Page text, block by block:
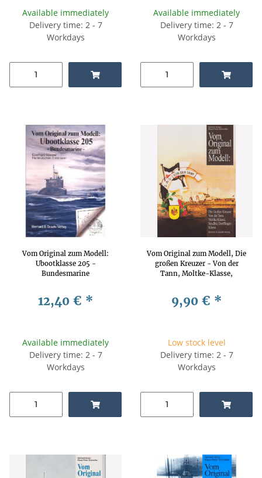
Available immediately
Delivery time: 2 - 7
Workdays
Available immediately
Delivery time: 2 - 7
Workdays
Vom Original zum Modell:
Ubootklasse 205 -
Bundesmarine
12,40 € *
Available immediately
Delivery time: 2 - 7
Workdays
Vom Original zum Modell, Die
großen Kreuzer - Von der
Tann, Moltke-Klasse,
9,90 € *
Low stock level
Delivery time: 2 - 7
Workdays